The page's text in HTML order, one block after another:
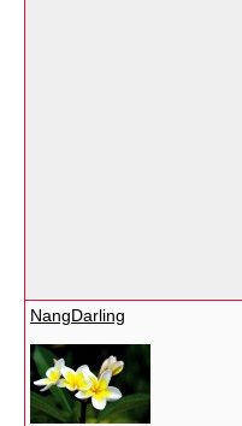
NangDarling